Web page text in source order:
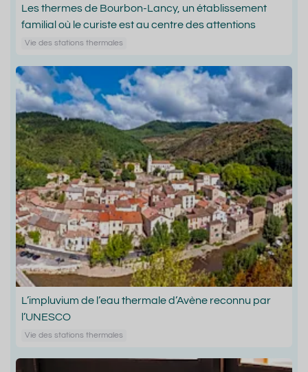
Les thermes de Bourbon-Lancy, un établissement
familial où le curiste est au centre des attentions
Vie des stations thermales
L’impluvium de l’eau thermale d’Avène reconnu par
l’UNESCO
Vie des stations thermales